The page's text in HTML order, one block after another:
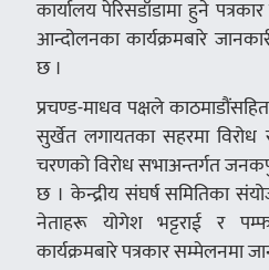
कार्यालय पेरिसडाँडामा हुने
आन्दोलनका कार्यक्रमबारे
छ ।
प्रचण्ड-माधव पक्षले
सुर्खेत लगायतका सहरमा
चरणको विरोध सभाअन्तर्गत
छ । केन्द्रीय संघर्ष समितिका
नेताहरू योगेश भट्टराई र
कार्यक्रमबारे पत्रकार सम्मेलनमा